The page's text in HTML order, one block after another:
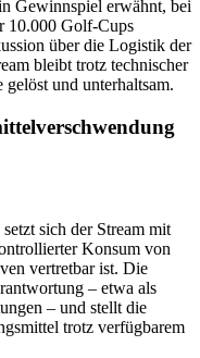
Gewinnspiel erwähnt, bei
10.000 Golf-Cups
über die Logistik der
bleibt trotz technischer
und unterhaltsam.
sich der Stream mit
Konsum von
vertretbar ist. Die
– etwa als
– und stellt die
trotz verfügbarem